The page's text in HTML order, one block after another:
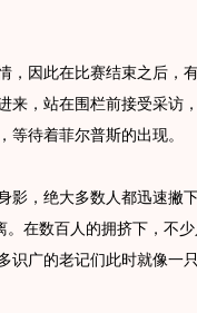
因此在比赛结束之后，
来，站在围栏前接受采访
待着菲尔普斯的出现。
，绝大多数人都迅速撇下
。在数百人的拥挤下，不
广的老记们此时就像一